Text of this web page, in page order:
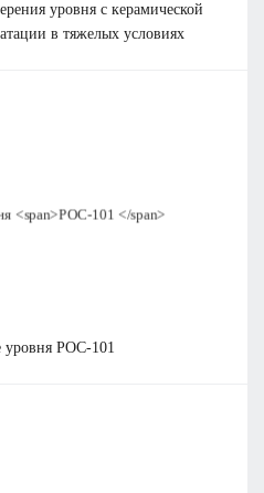
в тяжелых условиях
уровня РОС-101